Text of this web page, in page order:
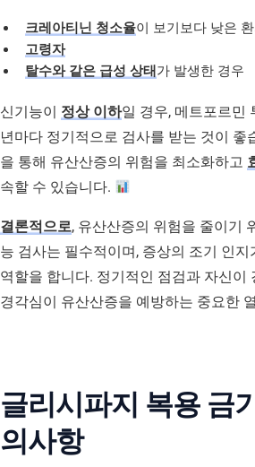
크레아티닌 청소율이 보기보다 낮은
고령자
탈수와 같은 급성 상태가 발생한 경우
신기능이 정상 이하일 경우, 메트포르민
년마다 정기적으로 검사를 받는 것이 좋
을 통해 유산산증의 위험을 최소화하고
속할 수 있습니다.
결론적으로, 유산산증의 위험을 줄이기
능 검사는 필수적이며, 증상의 조기 인
역할을 합니다. 정기적인 점검과 자신이
경각심이 유산산증을 예방하는 중요한
글리시파지 복용 금
의사항